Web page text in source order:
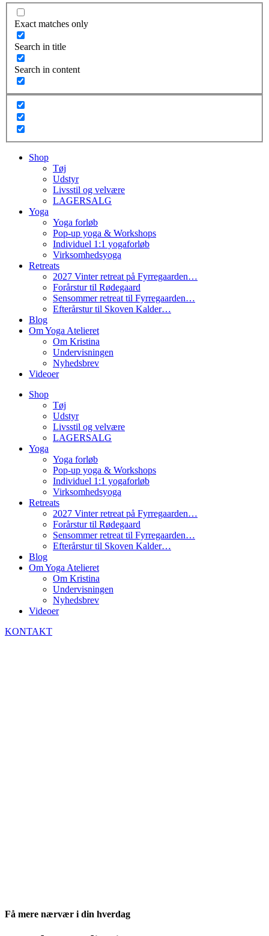
Exact matches only
Search in title
Search in content
Shop
Tøj
Udstyr
Livsstil og velvære
LAGERSALG
Yoga
Yoga forløb
Pop-up yoga & Workshops
Individuel 1:1 yogaforløb
Virksomhedsyoga
Retreats
2027 Vinter retreat på Fyrregaarden…
Forårstur til Rødegaard
Sensommer retreat til Fyrregaarden…
Efterårstur til Skoven Kalder…
Blog
Om Yoga Atelieret
Om Kristina
Undervisningen
Nyhedsbrev
Videoer
Shop
Tøj
Udstyr
Livsstil og velvære
LAGERSALG
Yoga
Yoga forløb
Pop-up yoga & Workshops
Individuel 1:1 yogaforløb
Virksomhedsyoga
Retreats
2027 Vinter retreat på Fyrregaarden…
Forårstur til Rødegaard
Sensommer retreat til Fyrregaarden…
Efterårstur til Skoven Kalder…
Blog
Om Yoga Atelieret
Om Kristina
Undervisningen
Nyhedsbrev
Videoer
KONTAKT
Få mere nærvær i din hverdag